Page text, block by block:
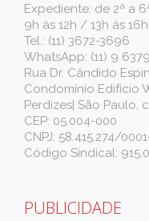
Expediente: de 2ª a
9h às 12h / 13h às
Tel.: (11) 3672-3696
WhatsApp: (11) 9
Rua Dr. Cândido
Condomínio Edifício
Perdizes| São Paulo,
CEP: 05.004-000
CNPJ: 58.415.274/
Código Sindical:
PUBLICIDADE